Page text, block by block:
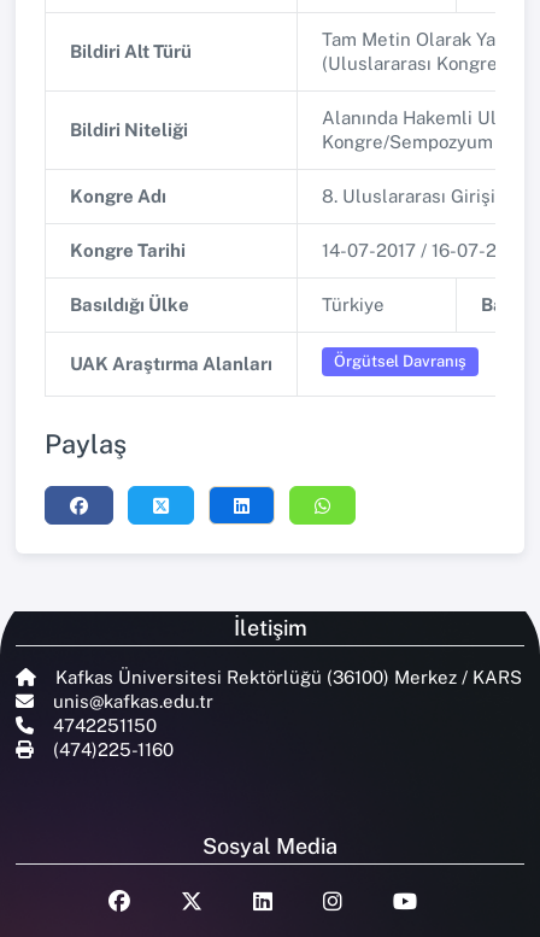
Bildiri Alt Türü
Tam Metin Olarak
(Uluslararası Kongre/
Bildiri Niteliği
Alanında Hakemli
Kongre/Sempozyum
Kongre Adı 8. Uluslararası
Kongre Tarihi 14-07-2017 / 16-07-2017
Basıldığı Ülke Türkiye
UAK Araştırma Alanları Örgütsel Davranış
Paylaş
İletişim
Kafkas Üniversitesi Rektörlüğü (36100) Merkez / KARS
unis@kafkas.edu.tr
4742251150
(474)225-1160
Sosyal Media